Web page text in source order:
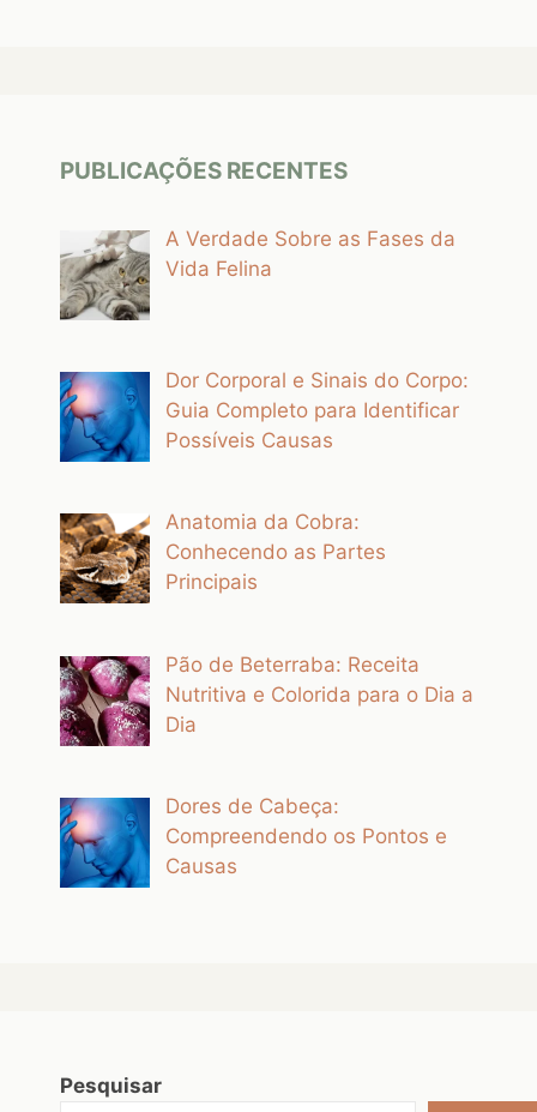
PUBLICAÇÕES RECENTES
A Verdade Sobre as Fases da
Vida Felina
Dor Corporal e Sinais do Corpo:
Guia Completo para Identificar
Possíveis Causas
Anatomia da Cobra:
Conhecendo as Partes
Principais
Pão de Beterraba: Receita
Nutritiva e Colorida para o Dia a
Dia
Dores de Cabeça:
Compreendendo os Pontos e
Causas
Pesquisar